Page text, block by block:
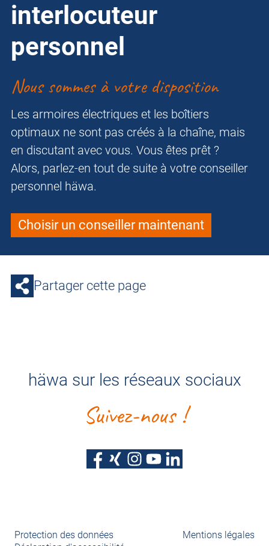
interlocuteur
personnel
Nous sommes à votre disposition
Les armoires électriques et les boîtiers
optimaux ne sont pas créés à la chaîne, mais
en discutant avec vous. Vous êtes prêt ?
Alors, parlez-en tout de suite à votre conseiller
personnel häwa.
Choisir un conseiller maintenant
Partager cette page
häwa sur les réseaux sociaux
Suivez-nous !
Protection des données
Mentions légales